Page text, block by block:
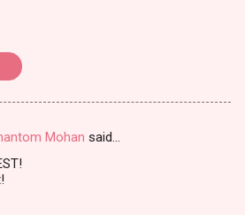
Mohan said…